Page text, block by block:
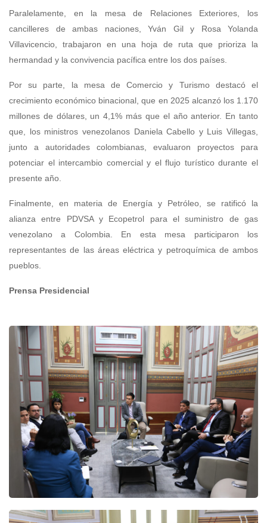
Paralelamente, en la mesa de Relaciones Exteriores, los
cancilleres de ambas naciones, Yván Gil y Rosa Yolanda
Villavicencio, trabajaron en una hoja de ruta que prioriza la
hermandad y la convivencia pacífica entre los dos países.
Por su parte, la mesa de Comercio y Turismo destacó el
crecimiento económico binacional, que en 2025 alcanzó los 1.170
millones de dólares, un 4,1% más que el año anterior. En tanto
que, los ministros venezolanos Daniela Cabello y Luis Villegas,
junto a autoridades colombianas, evaluaron proyectos para
potenciar el intercambio comercial y el flujo turístico durante el
presente año.
Finalmente, en materia de Energía y Petróleo, se ratificó la
alianza entre PDVSA y Ecopetrol para el suministro de gas
venezolano a Colombia. En esta mesa participaron los
representantes de las áreas eléctrica y petroquímica de ambos
pueblos.
Prensa Presidencial